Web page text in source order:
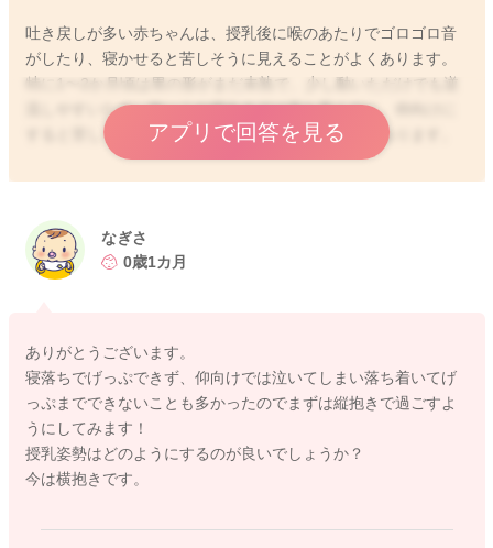
吐き戻しが多い赤ちゃんは、授乳後に喉のあたりでゴロゴロ音
がしたり、寝かせると苦しそうに見えることがよくあります。
特に1〜2か月頃は胃の形がまだ未熟で、少し動いただけでも逆
流しやすいため、抱っこや横向きでは落ち着くのに、仰向けに
すると苦しくなって泣いてしまうことが非常によくあります。
一方で、うつ伏せ寝・大人のお腹の上での睡眠・添い寝での腕
め、眠った後はできるだけ赤ちゃん単独で仰向けに寝かせるこ
とをお願いしています。
少しでも楽になる工夫としては、
授乳後20〜30分ほど縦抱きで過ごしてから寝かせてみる、途中
でしっかりゲップを挟む、授乳姿勢を見直すなどが対策になり
ます。
多少の改善が期待されます。
アプリで回答を見る
なぎさ
0歳1カ月
ありがとうございます。
寝落ちでげっぷできず、仰向けでは泣いてしまい落ち着いてげ
っぷまでできないことも多かったのでまずは縦抱きで過ごすよ
うにしてみます！
授乳姿勢はどのようにするのが良いでしょうか？
今は横抱きです。